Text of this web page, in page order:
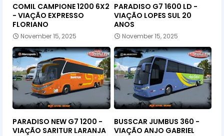
COMIL CAMPIONE 1200 6X2
- VIAÇÃO EXPRESSO
FLORIANO
November 15, 2025
PARADISO G7 1600 LD -
VIAÇÃO LOPES SUL 20
ANOS
November 15, 2025
PARADISO NEW G7 1200 -
VIAÇÃO SARITUR LARANJA
BUSSCAR JUMBUS 360 -
VIAÇÃO ANJO GABRIEL